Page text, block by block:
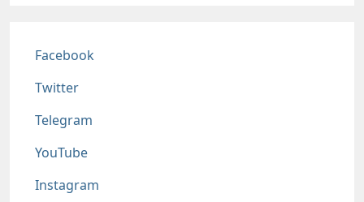
Соц сети
Facebook
Twitter
Telegram
YouTube
Instagram